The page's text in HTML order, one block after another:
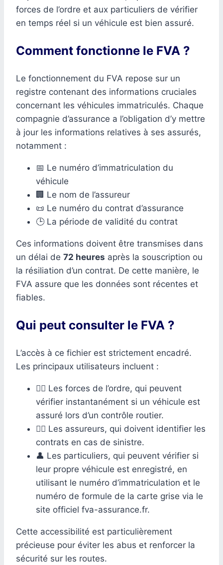
forces de l’ordre et aux particuliers de vérifier
en temps réel si un véhicule est bien assuré.
Comment fonctionne le FVA ?
Le fonctionnement du FVA repose sur un
registre contenant des informations cruciales
concernant les véhicules immatriculés. Chaque
compagnie d’assurance a l’obligation d’y mettre
à jour les informations relatives à ses assurés,
notamment :
📅 Le numéro d’immatriculation du
véhicule
🏢 Le nom de l’assureur
📜 Le numéro du contrat d’assurance
🕒 La période de validité du contrat
Ces informations doivent être transmises dans
un délai de 72 heures après la souscription ou
la résiliation d’un contrat. De cette manière, le
FVA assure que les données sont récentes et
fiables.
Qui peut consulter le FVA ?
L’accès à ce fichier est strictement encadré.
Les principaux utilisateurs incluent :
👮‍♀️ Les forces de l’ordre, qui peuvent
vérifier instantanément si un véhicule est
assuré lors d’un contrôle routier.
👨‍⚕️ Les assureurs, qui doivent identifier les
contrats en cas de sinistre.
👤 Les particuliers, qui peuvent vérifier si
leur propre véhicule est enregistré, en
utilisant le numéro d’immatriculation et le
numéro de formule de la carte grise via le
site officiel fva-assurance.fr.
Cette accessibilité est particulièrement
précieuse pour éviter les abus et renforcer la
sécurité sur les routes.